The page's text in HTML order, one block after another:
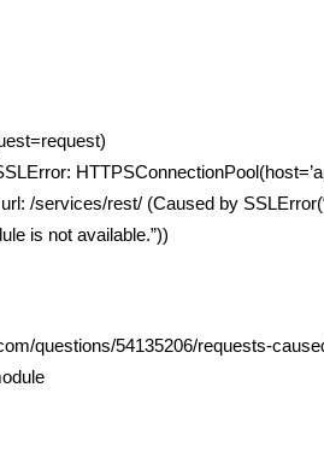
/services/rest/ (Caused by
is not available.”))
questions/54135206/requests-